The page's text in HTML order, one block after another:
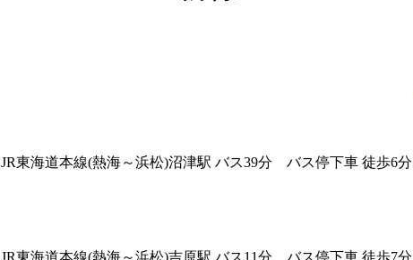
JR東海道本線(熱海～浜松)沼津駅 バス39分 バス停下車 徒歩6分